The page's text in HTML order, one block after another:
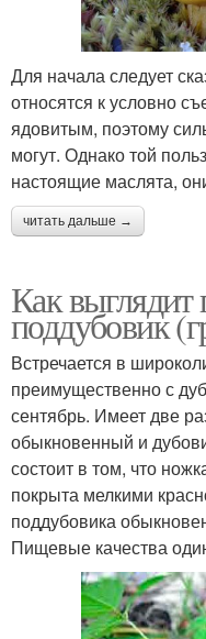
Для начала следует
относятся к условно
ядовитым, поэтому
могут. Однако той
настоящие маслята,
читать дальше →
Как выглядит
поддубовик
Встречается в
преимущественно с
сентябрь. Имеет две
обыкновенный и
состоит в том, что
покрыта мелкими
поддубовика
Пищевые качества